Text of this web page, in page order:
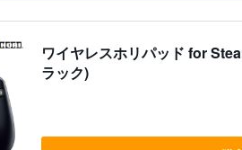
ワイヤレスホリパッド for
ラック)